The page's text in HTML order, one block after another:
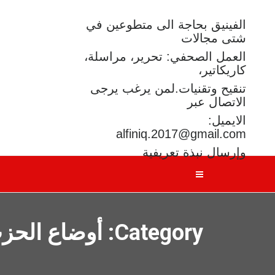
الفينيق بحاجة الى متطوعين في
شتى مجالات
العمل الصحفي: تحرير، مراسلة،
كاريكاتير،
تنقيح وتقنيات.لمن يرغب يرجى
الاتصال عبر
الايميل:
alfiniq.2017@gmail.com
وإرسال نبذة تعريفية
Category: أوضاع الحزب